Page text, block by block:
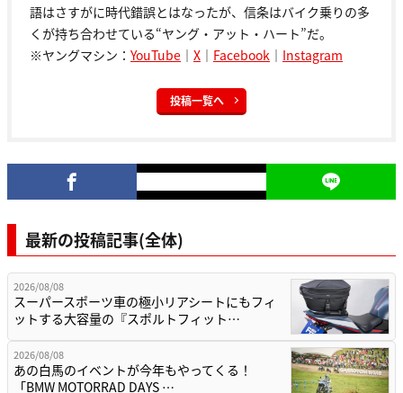
語はさすがに時代錯誤とはなったが、信条はバイク乗りの多
くが持ち合わせている“ヤング・アット・ハート”だ。
※ヤングマシン： YouTube ｜ X ｜ Facebook ｜ Instagram
投稿一覧へ
最新の投稿記事(全体)
2026/08/08
スーパースポーツ車の極小リアシートにもフィ
ットする大容量の『スポルトフィット…
2026/08/08
あの白馬のイベントが今年もやってくる！
「BMW MOTORRAD DAYS …